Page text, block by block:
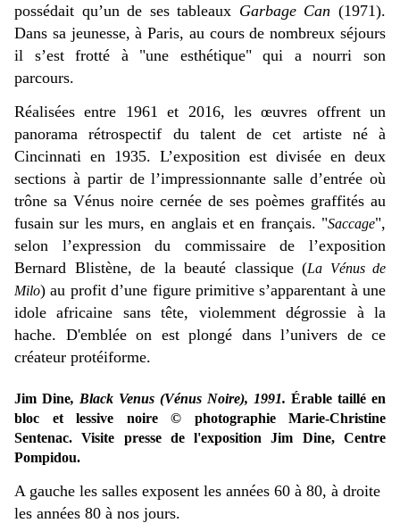
possédait qu’un de ses tableaux Garbage Can (1971).
Dans sa jeunesse, à Paris, au cours de nombreux séjours
il s’est frotté à "une esthétique" qui a nourri son
parcours.
Réalisées entre 1961 et 2016, les œuvres offrent un
panorama rétrospectif du talent de cet artiste né à
Cincinnati en 1935. L’exposition est divisée en deux
sections à partir de l’impressionnante salle d’entrée où
trône sa Vénus noire cernée de ses poèmes graffités au
fusain sur les murs, en anglais et en français. "Saccage",
selon l’expression du commissaire de l’exposition
Bernard Blistène, de la beauté classique (La Vénus de
Milo) au profit d’une figure primitive s’apparentant à une
idole africaine sans tête, violemment dégrossie à la
hache. D'emblée on est plongé dans l’univers de ce
créateur protéiforme.
Jim Dine, Black Venus (Vénus Noire), 1991. Érable taillé en
bloc et lessive noire © photographie Marie-Christine
Sentenac. Visite presse de l'exposition Jim Dine, Centre
Pompidou.
A gauche les salles exposent les années 60 à 80, à droite
les années 80 à nos jours.